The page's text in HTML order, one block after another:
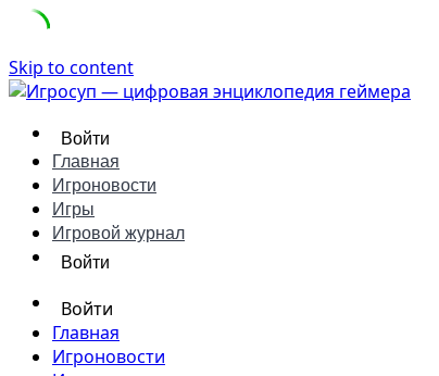
Skip to content
Войти
Главная
Игроновости
Игры
Игровой журнал
Войти
Войти
Главная
Игроновости